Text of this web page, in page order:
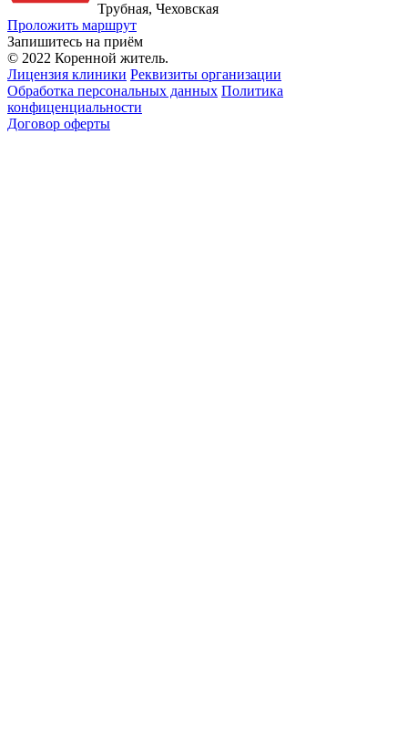
Трубная, Чеховская
Проложить маршрут
Запишитесь на приём
© 2022 Коренной житель.
Лицензия клиники Реквизиты организации
Обработка персональных данных Политика
конфиценциальности
Договор оферты